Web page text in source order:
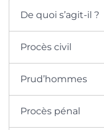
De quoi s’agit-il ?
Procès civil
Prud’hommes
Procès pénal